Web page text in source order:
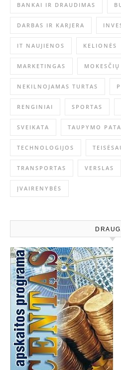
BANKAI IR DRAUDIMAS
DARBAS IR KARJERA
IT NAUJIENOS KELIONĖS
MARKETINGAS
NEKILNOJAMAS TURTAS
RENGINIAI SPORTAS
SVEIKATA TAUPYMO
TECHNOLOGIJOS
TRANSPORTAS VERSLAS
ĮVAIRENYBĖS